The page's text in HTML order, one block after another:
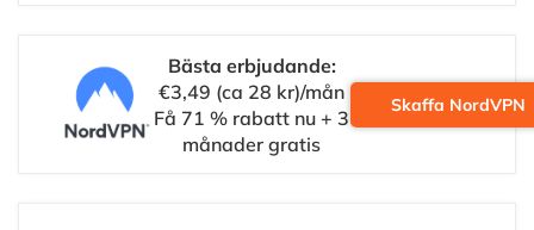
Bästa erbjudande:
€3,49 (ca 28 kr)/mån
Få 71 % rabatt nu + 3
månader gratis
Skaffa NordVPN